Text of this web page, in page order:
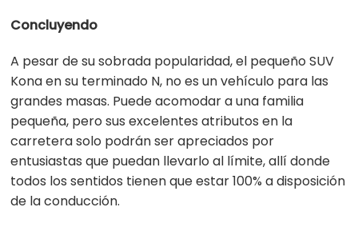
Concluyendo
A pesar de su sobrada popularidad, el pequeño SUV
Kona en su terminado N, no es un vehículo para las
grandes masas. Puede acomodar a una familia
pequeña, pero sus excelentes atributos en la
carretera solo podrán ser apreciados por
entusiastas que puedan llevarlo al límite, allí donde
todos los sentidos tienen que estar 100% a disposición
de la conducción.